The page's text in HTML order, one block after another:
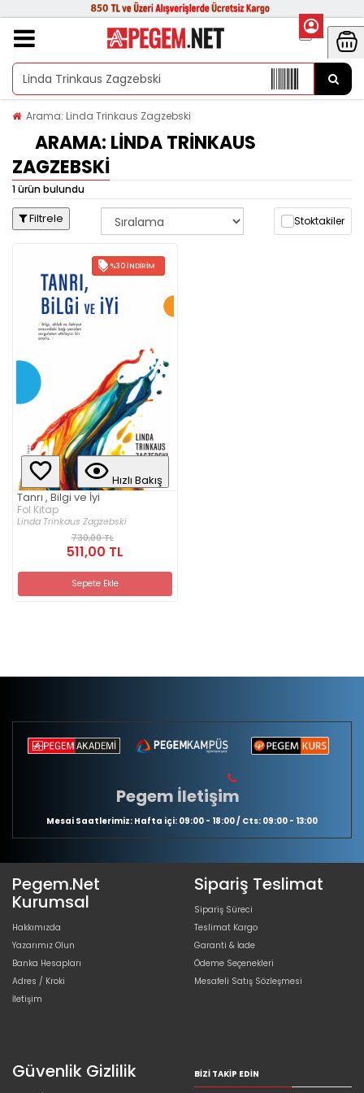
Arama: Linda Trinkaus Zagzebski
ARAMA: LINDA TRINKAUS
ZAGZEBSKI
1 ürün bulundu
Filtrele Stoktakiler
%30 İNDIRIM
Hızlı Bakış
Tanrı , Bilgi ve İyi
Fol Kitap
Linda Trinkaus Zagzebski
730,00 TL
511,00 TL
Sepete Ekle
Pegem İletişim
Mesai Saatlerimiz: Hafta içi: 09:00 - 18:00 / Cts: 09:00 - 13:00
Pegem.Net
Kurumsal
Hakkımızda
Yazarımız Olun
Banka Hesapları
Adres / Kroki
İletişim
Sipariş Teslimat
Sipariş Süreci
Teslimat Kargo
Garanti & İade
Ödeme Seçenekleri
Mesafeli Satış Sözleşmesi
Güvenlik Gizlilik BIZI TAKIP EDIN